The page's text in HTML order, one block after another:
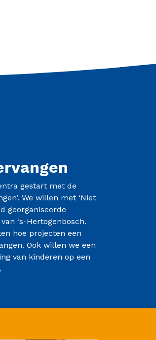
gestart met de
We willen met ‘Niet
georganiseerde
‘s-Hertogenbosch.
hoe projecten een
Ook willen we een
van kinderen op een